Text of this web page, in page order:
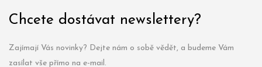
Chcete dostávat newslettery?
Zajímají Vás novinky? Dejte nám o sobě vědět, a budeme Vám
zasílat vše přímo na e-mail.